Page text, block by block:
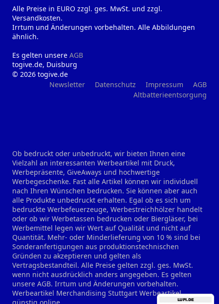
Alle Preise in EURO zzgl. ges. MwSt. und zzgl.
Versandkosten.
Irrtum und Änderungen vorbehalten. Alle Abbildungen
ähnlich.
Es gelten unsere AGB
togive.de, Duisburg
© 2026 togive.de
Newsletter
Datenschutz Impressum
AGB
Altbatterieentsorgung
Ob bedruckt oder unbedruckt, wir bieten Ihnen eine
Vielzahl an interessanten Werbeartikel mit Druck,
Werbepräsente, GiveAways und hochwertige
Werbegeschenke. Fast alle Artikel können wir individuell
nach Ihren Wünschen bedrucken. Sie können aber auch
alle Produkte unbedruckt erhalten. Egal ob es sich um
bedruckte Werbefeuerzeuge, Werbestreichhölzer handelt
oder ob wir Werbetassen bedrucken oder Biergläser, bei
Werbemittel legen wir Wert auf Qualität und nicht auf
Quantität. Mehr- oder Minderlieferung von 10 % sind bei
Sonderanfertigungen aus produktionstechnischen
Gründen zu akzeptieren und gelten als
Vertragsbestandteil. Alle Preise gelten zzgl. ges. MwSt.
wenn nicht ausdrücklich anders angegeben. Es gelten
unsere AGB. Irrtum und Änderungen vorbehalten.
Werbeartikel Merchandising Stuttgart Werbeartikel